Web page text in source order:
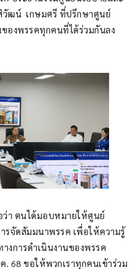
วัฒน์  เกษมศรี ที่ปรึกษาศูนย์
องพรรคทุกคนที่ได้ร่วมกันลง
า ตนได้มอบหมายให้ศูนย์
รจัดสัมมนาพรรค เพื่อให้ความรู้
งการดำเนินงานของพรรค
. 68 ขอให้พวกเราทุกคนเข้าร่วม